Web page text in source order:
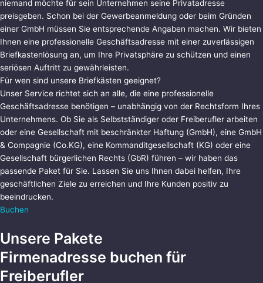
niemand möchte für sein Unternehmen seine Privatadresse
preisgeben. Schon bei der Gewerbeanmeldung oder beim Gründen
einer GmbH müssen Sie entsprechende Angaben machen. Wir bieten
Ihnen eine professionelle Geschäftsadresse mit einer zuverlässigen
Briefkastenlösung an, um Ihre Privatsphäre zu schützen und einen
seriösen Auftritt zu gewährleisten.
Für wen sind unsere Briefkästen geeignet?
Unser Service richtet sich an alle, die eine professionelle
Geschäftsadresse benötigen – unabhängig von der Rechtsform Ihres
Unternehmens. Ob Sie als Selbstständiger oder Freiberufler arbeiten
oder eine Gesellschaft mit beschränkter Haftung (GmbH), eine GmbH
& Compagnie (Co.KG), eine Kommanditgesellschaft (KG) oder eine
Gesellschaft bürgerlichen Rechts (GbR) führen – wir haben das
passende Paket für Sie. Lassen Sie uns Ihnen dabei helfen, Ihre
geschäftlichen Ziele zu erreichen und Ihre Kunden positiv zu
beeindrucken.
Buchen
Unsere Pakete
Firmenadresse buchen für
Freiberufler